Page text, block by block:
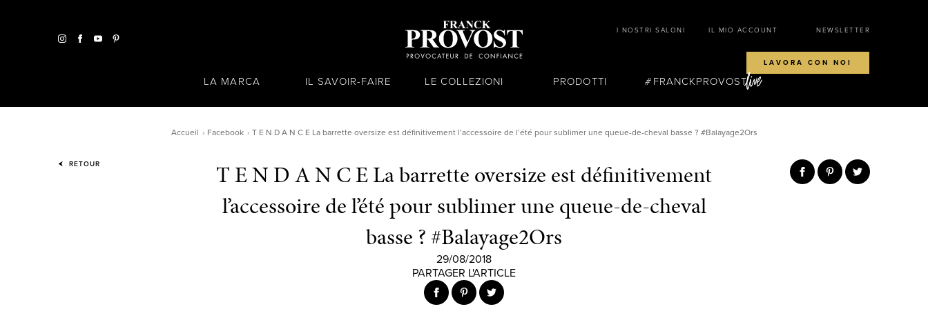
I NOSTRI SALONI IL MIO ACCOUNT NEWSLETTER
LAVORA CON NOI
LA MARCA IL SAVOIR-FAIRE LE COLLEZIONI PRODOTTI FRANCKPROVOST
Accueil Facebook T E N D A N C E La barrette oversize est définitivement l’accessoire de l’été pour sublimer une queue-de-cheval basse ? #Balayage2Ors
RETOUR
T E N D A N C E La barrette oversize est définitivement
l’accessoire de l’été pour sublimer une queue-de-cheval
basse ? #Balayage2Ors
29/08/2018
PARTAGER L'ARTICLE